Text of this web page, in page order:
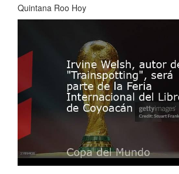
Quintana Roo Hoy